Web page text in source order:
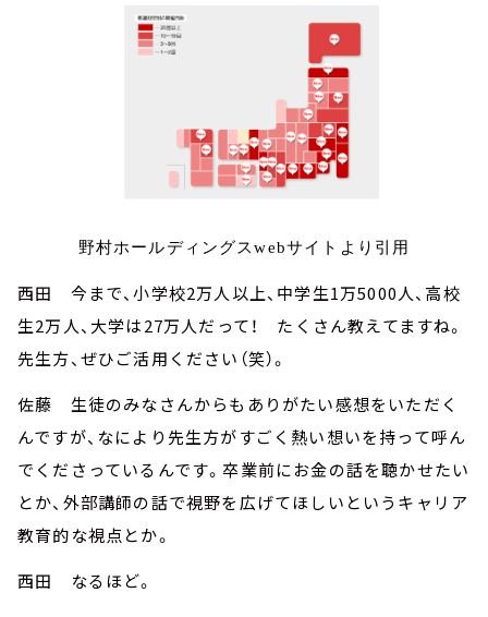
野村ホールディングスwebサイトより引用
西田 今まで、小学校2万人以上、中学生1万5000人、高校
生2万人、大学は27万人だって！ たくさん教えてますね。
先生方、ぜひご活用ください（笑）。
佐藤 生徒のみなさんからもありがたい感想をいただく
んですが、なにより先生方がすごく熱い想いを持って呼ん
でくださっているんです。卒業前にお金の話を聴かせたい
とか、外部講師の話で視野を広げてほしいというキャリア
教育的な視点とか。
西田 なるほど。